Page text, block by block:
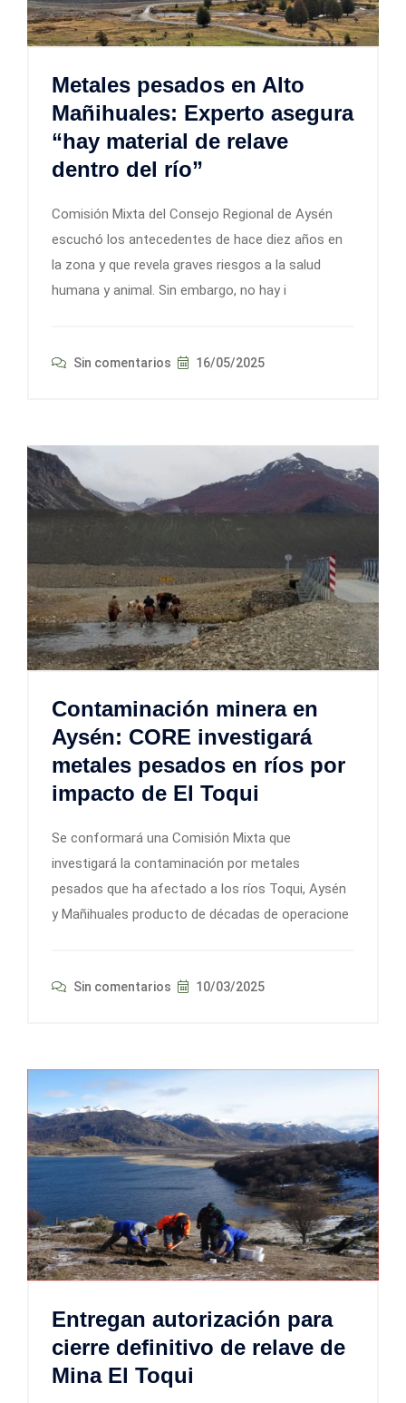
Metales pesados en Alto
Mañihuales: Experto asegura
“hay material de relave
dentro del río”
Comisión Mixta del Consejo Regional de Aysén
escuchó los antecedentes de hace diez años en
la zona y que revela graves riesgos a la salud
humana y animal. Sin embargo, no hay i
Sin comentarios 16/05/2025
Contaminación minera en
Aysén: CORE investigará
metales pesados en ríos por
impacto de El Toqui
Se conformará una Comisión Mixta que
investigará la contaminación por metales
pesados que ha afectado a los ríos Toqui, Aysén
y Mañihuales producto de décadas de operacione
Sin comentarios 10/03/2025
Entregan autorización para
cierre definitivo de relave de
Mina El Toqui